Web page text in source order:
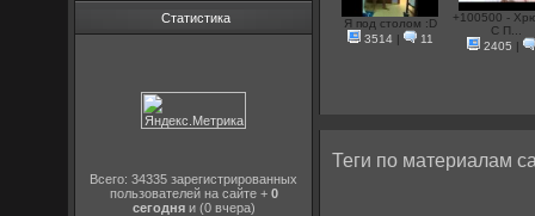
Статистика
Всего: 34335 зарегистрированных
пользователей на сайте + 0
сегодняи (0 вчера)
Я под столом :D
3514| 11
+100500 -
С П...
2405 |
Теги по материалам